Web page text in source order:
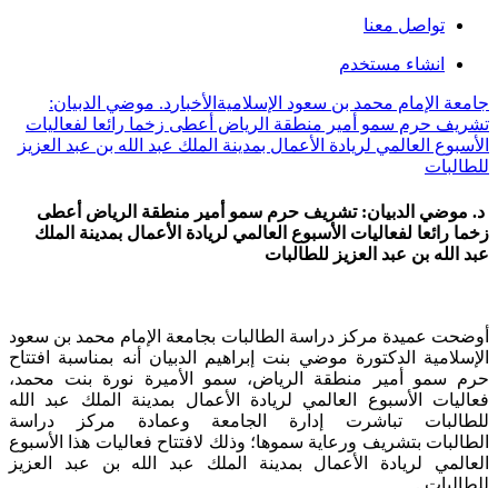
تواصل معنا
انشاء مستخدم
جامعة الإمام محمد بن سعود الإسلامية الأخبار د. موضي الدبيان:
تشريف حرم سمو أمير منطقة الرياض أعطى زخما رائعا لفعاليات
الأسبوع العالمي لريادة الأعمال بمدينة الملك عبد الله بن عبد العزيز
للطالبات
د. موضي الدبيان: تشريف حرم سمو أمير منطقة الرياض أعطى
زخما رائعا لفعاليات الأسبوع العالمي لريادة الأعمال بمدينة الملك
عبد الله بن عبد العزيز للطالبات
أوضحت عميدة مركز دراسة الطالبات بجامعة الإمام محمد بن سعود
الإسلامية الدكتورة موضي بنت إبراهيم الدبيان أنه بمناسبة افتتاح
حرم سمو أمير منطقة الرياض، سمو الأميرة نورة بنت محمد،
فعاليات الأسبوع العالمي لريادة الأعمال بمدينة الملك عبد الله
للطالبات تباشرت إدارة الجامعة وعمادة مركز دراسة
الطالبات بتشريف ورعاية سموها؛ وذلك لافتتاح فعاليات هذا الأسبوع
العالمي لريادة الأعمال بمدينة الملك عبد الله بن عبد العزيز
للطالبات .